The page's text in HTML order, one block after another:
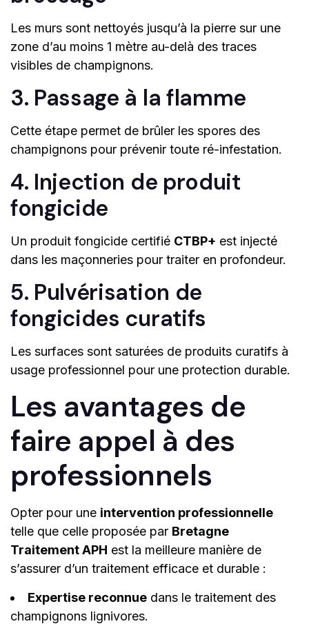
Les murs sont nettoyés jusqu’à la pierre sur une
zone d’au moins 1 mètre au-delà des traces
visibles de champignons.
3. Passage à la flamme
Cette étape permet de brûler les spores des
champignons pour prévenir toute ré-infestation.
4. Injection de produit
fongicide
Un produit fongicide certifié CTBP+ est injecté
dans les maçonneries pour traiter en profondeur.
5. Pulvérisation de
fongicides curatifs
Les surfaces sont saturées de produits curatifs à
usage professionnel pour une protection durable.
Les avantages de
faire appel à des
professionnels
Opter pour une intervention professionnelle
telle que celle proposée par Bretagne
Traitement APH est la meilleure manière de
s’assurer d’un traitement efficace et durable :
Expertise reconnue dans le traitement des
champignons lignivores.